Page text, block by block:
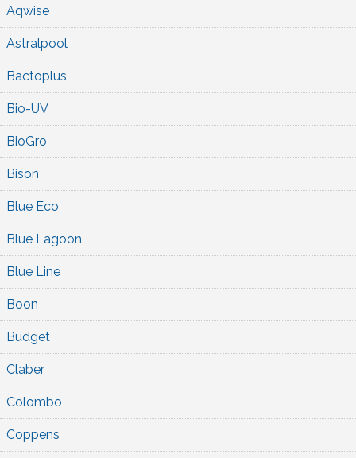
Aqwise
Astralpool
Bactoplus
Bio-UV
BioGro
Bison
Blue Eco
Blue Lagoon
Blue Line
Boon
Budget
Claber
Colombo
Coppens